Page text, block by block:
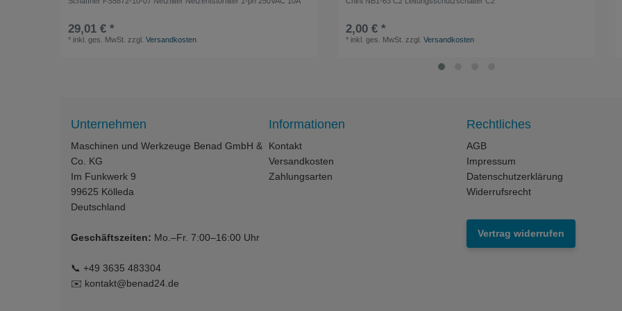
29,01 € *
* inkl. ges. MwSt. zzgl.Versandkosten
2,00 € *
* inkl. ges. MwSt. zzgl.Versandkosten
Unternehmen
Maschinen und Werkzeuge Benad GmbH &
Co. KG
Im Funkwerk 9
99625 Kölleda
Deutschland
Geschäftszeiten: Mo.–Fr. 7:00–16:00 Uhr
📞 +49 3635 483304
✉️ kontakt@benad24.de
Informationen
Kontakt
Versandkosten
Zahlungsarten
Rechtliches
AGB
Impressum
Datenschutzerklärung
Widerrufsrecht
Vertrag widerrufen